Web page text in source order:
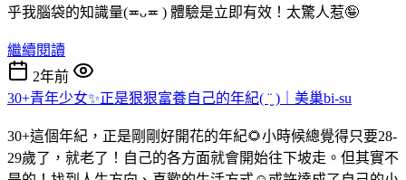
乎我腦袋的知識量(≖ᴗ≖ ) 體驗是立即有效！太驚人惹🤪
繼續閱讀
2年前
30+青年少女✨正是狠狠富養自己的年紀( ¨̮ )｜美巢bi-su
30+這個年紀，正是剛剛好開花的年紀🌻小時候總覺得只要28-
29歲了，就老了！自己的各方面就會開始往下坡走。但其實不